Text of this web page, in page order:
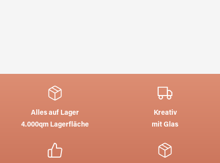
Alles auf Lager
4.000qm Lagerfläche
Kreativ
mit Glas